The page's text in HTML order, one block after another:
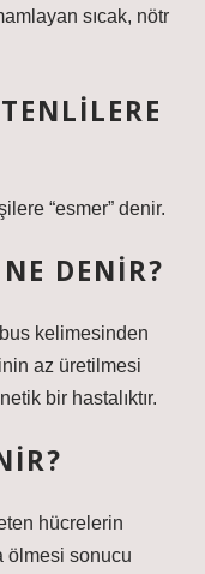
sıcak, nötr
“esmer” denir.
DENIR?
kelimesinden
az üretilmesi
bir hastalıktır.
hücrelerin
ölmesi sonucu